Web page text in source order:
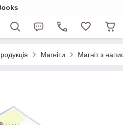
Магніти Магніт з